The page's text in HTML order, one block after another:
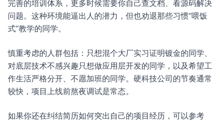
完善的培训体系，更多时候需要你自己查文档、看源码解决
问题。这种环境能逼出人的潜力，但也劝退那些习惯“喂饭
式”教学的同学。
慎重考虑的人群包括：只想混个大厂实习证明镀金的同学、
对底层技术不感兴趣只想做应用层开发的同学，以及希望工
作生活严格分开、不愿加班的同学。硬科技公司的节奏通常
较快，项目上线前熬夜调试是常态。
如果你还在纠结简历如何突出自己的项目经历，可以参考